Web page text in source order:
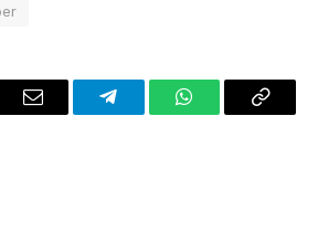
Email TelegramWhatsAppCopy